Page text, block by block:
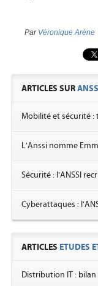
Par Véronique Arène
ARTICLES SUR
Mobilité et sécurité :
L'Anssi nomme
Sécurité : l'ANSSI
Cyberattaques :
ARTICLES ETUDES
Distribution IT :